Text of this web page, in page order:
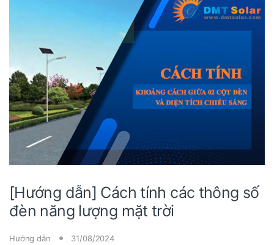
[Hướng dẫn] Cách tính các thông số
đèn năng lượng mặt trời
Hướng dẫn 31/08/2024